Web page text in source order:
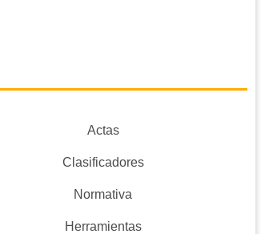
Actas
Clasificadores
Normativa
Herramientas